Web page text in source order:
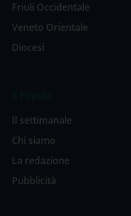
Friuli Occidentale
Veneto Orientale
Diocesi
Il settimanale
Chi siamo
La redazione
Pubblicità